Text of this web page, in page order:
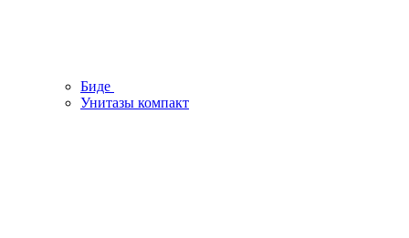
Биде
Унитазы компакт